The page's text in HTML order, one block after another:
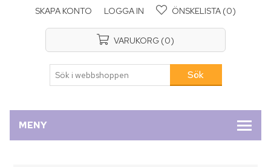
SKAPA KONTO LOGGA IN ÖNSKELISTA (0)
VARUKORG (0)
MENY